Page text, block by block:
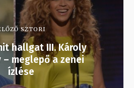
SZTORI
hallgat III. Károly
meglepő a zenei
ízlése